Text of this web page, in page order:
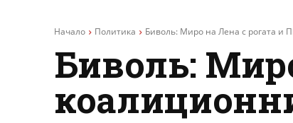
Начало Политика Биволь: Миро на Лена с рогата и
Биволь: